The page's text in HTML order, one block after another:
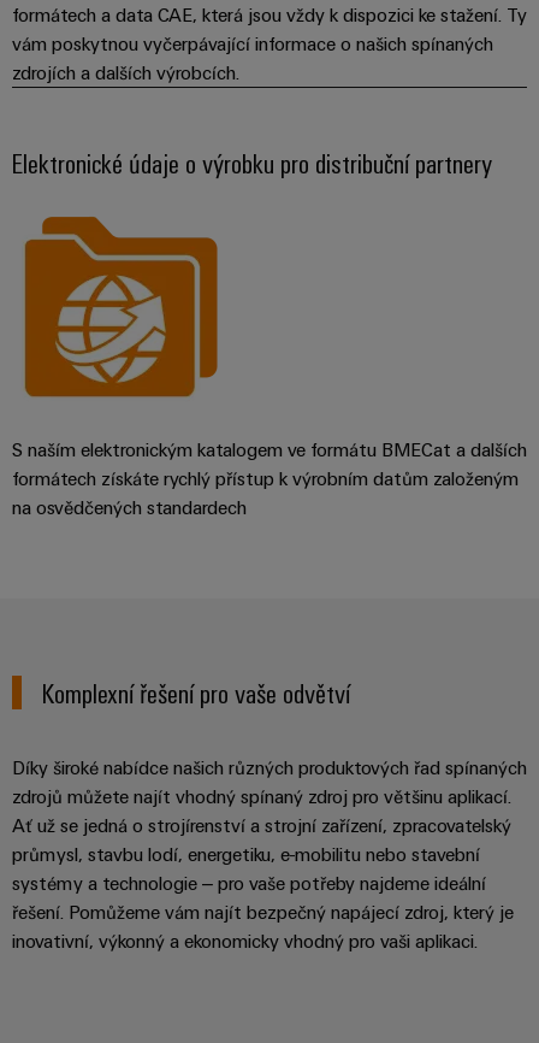
formátech a data CAE, která jsou vždy k dispozici ke stažení. Ty
vám poskytnou vyčerpávající informace o našich spínaných
zdrojích a dalších výrobcích.
Elektronické údaje o výrobku pro distribuční partnery
S naším elektronickým katalogem ve formátu BMECat a dalších
formátech získáte rychlý přístup k výrobním datům založeným
na osvědčených standardech
Komplexní řešení pro vaše odvětví
Díky široké nabídce našich různých produktových řad spínaných
zdrojů můžete najít vhodný spínaný zdroj pro většinu aplikací.
Ať už se jedná o strojírenství a strojní zařízení, zpracovatelský
průmysl, stavbu lodí, energetiku, e-mobilitu nebo stavební
systémy a technologie – pro vaše potřeby najdeme ideální
řešení. Pomůžeme vám najít bezpečný napájecí zdroj, který je
inovativní, výkonný a ekonomicky vhodný pro vaši aplikaci.